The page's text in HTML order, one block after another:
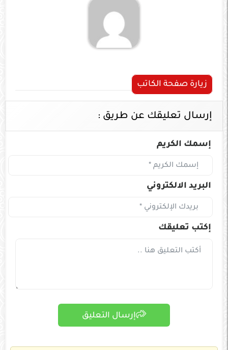
زيارة صفحة الكاتب
إرسال تعليقك عن طريق :
إسمك الكريم
البريد الالكتروني
إكتب تعليقك
إرسال التعليق